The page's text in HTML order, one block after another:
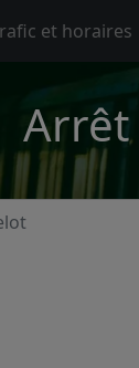
et horaires
Arrêt